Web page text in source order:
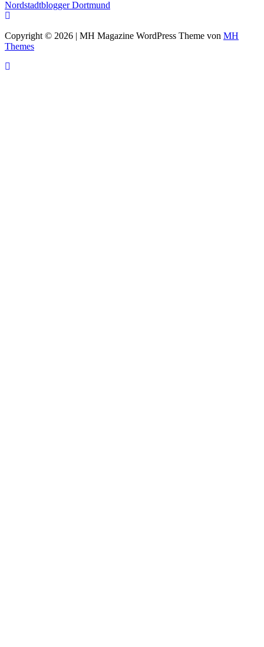
Nordstadtblogger Dortmund
Copyright © 2026 | MH Magazine WordPress Theme von MH
Themes